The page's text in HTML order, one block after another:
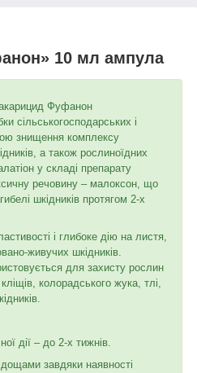
10 мл ампула
Фуфанон
сільськогосподарських і
знищення комплексу
а також рослиноїдних
у складі препарату
речовину – малоксон, що
шкідників протягом 2-х
і глибоке дію на листя,
живучих шкідників.
для захисту рослин
колорадського жука, тлі,
дії – до 2-х тижнів.
завдяки наявності